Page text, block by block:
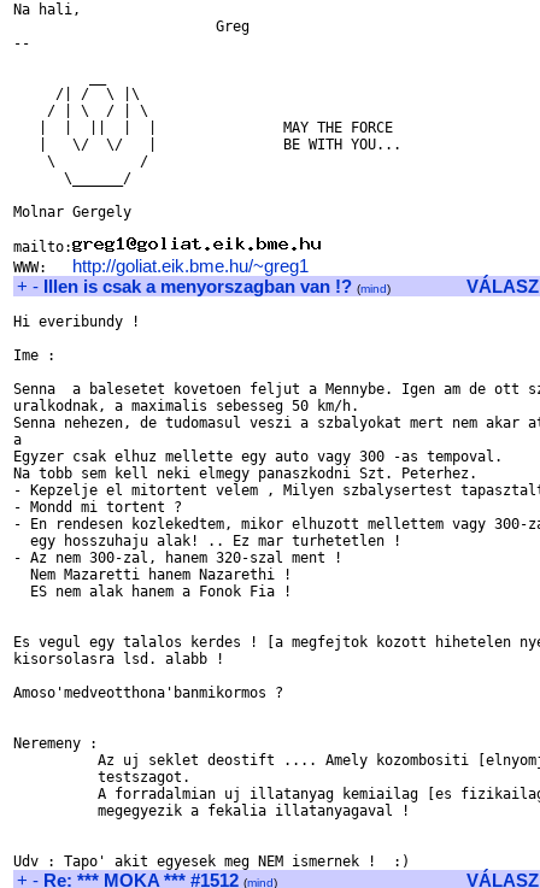
Na hali,
--
     /| /  \ |\
    / | \  / | \
   |   \/  \/   |		BE WITH YOU...
    \          /
      \______/
Molnar Gergely
mailto:
WWW: http://goliat.eik.bme.hu/~greg1
+ - Illen is csak a menyorszagban van !? (mind) VÁLASZ
Hi everibundy !
Ime :
Senna  a balesetet kovetoen feljut a Mennybe. Igen am de ott
uralkodnak, a maximalis sebesseg 50 km/h.
Senna nehezen, de tudomasul veszi a szbalyokat mert nem akar
a
Egyzer csak elhuz mellette egy auto vagy 300 -as tempoval.
Na tobb sem kell neki elmegy panaszkodni Szt. Peterhez.
- Kepzelje el mitortent velem , Milyen szbalysertest
- Mondd mi tortent ?
- En rendesen kozlekedtem, mikor elhuzott mellettem vagy
  egy hosszuhaju alak! .. Ez mar turhetetlen !
- Az nem 300-zal, hanem 320-szal ment !
  Nem Mazaretti hanem Nazarethi !
  ES nem alak hanem a Fonok Fia !
Es vegul egy talalos kerdes ! [a megfejtok kozott hihetelen
kisorsolasra lsd. alabb !
Amoso'medveotthona'banmikormos ?
Neremeny :
+ - Re: *** MOKA *** #1512 (mind) VÁLASZ